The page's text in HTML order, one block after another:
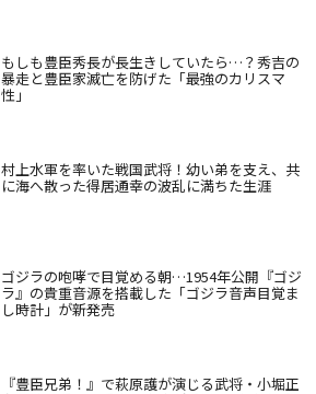
もしも豊臣秀長が長生きしていたら…？秀吉の
暴走と豊臣家滅亡を防げた「最強のカリスマ
性」
村上水軍を率いた戦国武将！幼い弟を支え、共
に海へ散った得居通幸の波乱に満ちた生涯
ゴジラの咆哮で目覚める朝…1954年公開『ゴジ
ラ』の貴重音源を搭載した「ゴジラ音声目覚ま
し時計」が新発売
『豊臣兄弟！』で萩原護が演じる武将・小堀正